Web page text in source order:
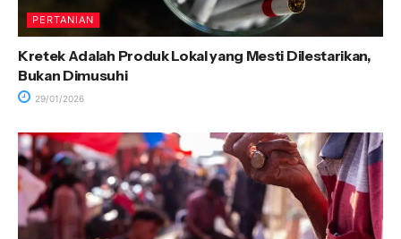
PERTANIAN
Kretek Adalah Produk Lokal yang Mesti Dilestarikan,
Bukan Dimusuhi
29/01/2026